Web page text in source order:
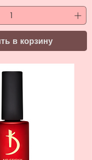
в корзину